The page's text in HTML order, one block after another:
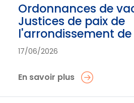
Ordonnances de
Justices de paix de
l'arrondissement
17/06/2026
En savoir plus